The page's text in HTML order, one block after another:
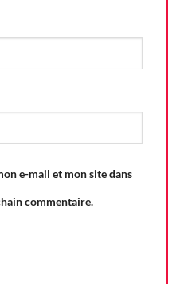
e-mail et mon site dans
commentaire.